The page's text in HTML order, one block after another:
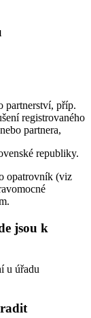
partnerství, příp.
registrovaného
partnera,
republiky.
opatrovník (viz
jsou k
u úřadu